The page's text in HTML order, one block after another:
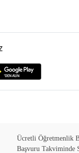
Ücretli Öğretmenlik
Başvuru Takviminde